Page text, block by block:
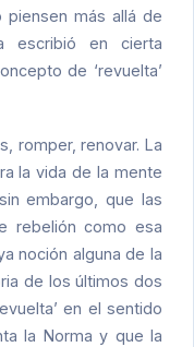
más allá de
escribió en cierta
de ‘revuelta’
romper, renovar. La
la vida de la mente
embargo, que las
rebelión como esa
noción alguna de la
de los últimos dos
en el sentido
la Norma y que la